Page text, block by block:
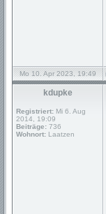
Mo 10. Apr 2023, 19:49
kdupke
Registriert: Mi 6. Aug
2014, 19:09
Beiträge: 736
Wohnort: Laatzen